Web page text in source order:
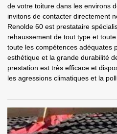
de votre toiture dans les environs
invitons de contacter directement
Renolde 60 est prestataire
rehaussement de tout type et
toute les compétences adéquates
esthétique et la grande durabilité
prestation est très efficace et
les agressions climatiques et la